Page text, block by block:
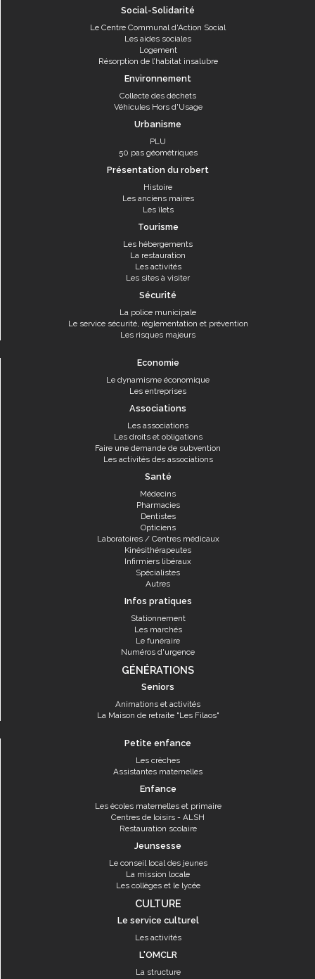
Social-Solidarité
Le Centre Communal d'Action Social
Les aides sociales
Logement
Résorption de l’habitat insalubre
Environnement
Collecte des déchets
Véhicules Hors d'Usage
Urbanisme
PLU
50 pas géométriques
Présentation du robert
Histoire
Les anciens maires
Les îlets
Tourisme
Les hébergements
La restauration
Les activités
Les sites à visiter
Sécurité
La police municipale
Le service sécurité, réglementation et prévention
Les risques majeurs
Economie
Le dynamisme économique
Les entreprises
Associations
Les associations
Les droits et obligations
Faire une demande de subvention
Les activités des associations
Santé
Médecins
Pharmacies
Dentistes
Opticiens
Laboratoires / Centres médicaux
Kinésithérapeutes
Infirmiers libéraux
Spécialistes
Autres
Infos pratiques
Stationnement
Les marchés
Le funéraire
Numéros d'urgence
GÉNÉRATIONS
Seniors
Animations et activités
La Maison de retraite "Les Filaos"
Petite enfance
Les crèches
Assistantes maternelles
Enfance
Les écoles maternelles et primaire
Centres de loisirs - ALSH
Restauration scolaire
Jeunsesse
Le conseil local des jeunes
La mission locale
Les collèges et le lycée
CULTURE
Le service culturel
Les activités
L'OMCLR
La structure